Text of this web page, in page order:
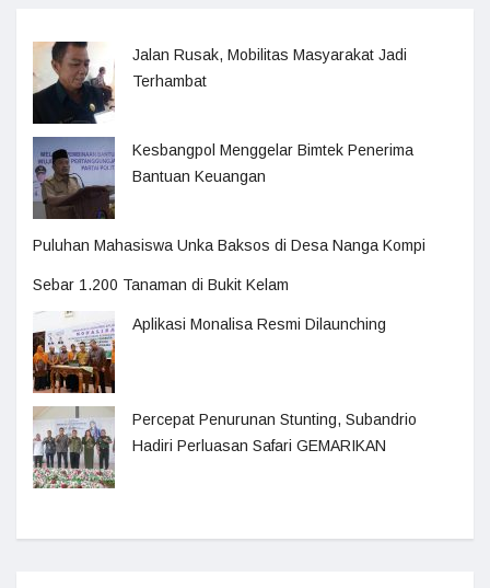
Jalan Rusak, Mobilitas Masyarakat Jadi
Terhambat
Kesbangpol Menggelar Bimtek Penerima
Bantuan Keuangan
Puluhan Mahasiswa Unka Baksos di Desa Nanga Kompi
Sebar 1.200 Tanaman di Bukit Kelam
Aplikasi Monalisa Resmi Dilaunching
Percepat Penurunan Stunting, Subandrio
Hadiri Perluasan Safari GEMARIKAN